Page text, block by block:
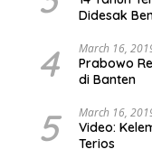
Didesak
4 March 16,
Prabowo
di Banten
5 March 16,
Video:
Terios